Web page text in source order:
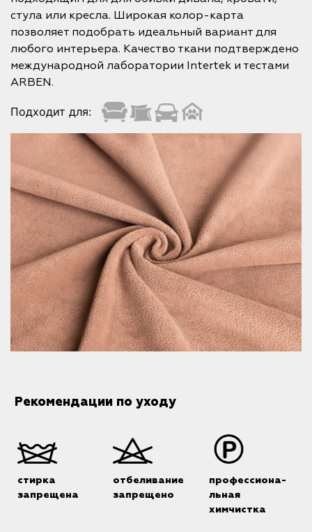
стула или кресла. Широкая колор-карта
позволяет подобрать идеальный вариант для
любого интерьера. Качество ткани подтверждено
международной лаборатории Intertek и тестами
ARBEN.
Подходит для:
Рекомендации по уходу
стирка
запрещена
отбеливание
запрещено
профессиона-
льная
химчистка